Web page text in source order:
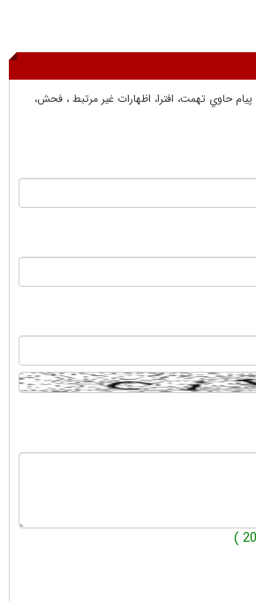
پيام حاوي تهمت، افترا، اظهارات غير مرتبط ، فحش،